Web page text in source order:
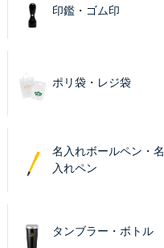
印鑑・ゴム印
ポリ袋・レジ袋
名入れボールペン・名
入れペン
タンブラー・ボトル